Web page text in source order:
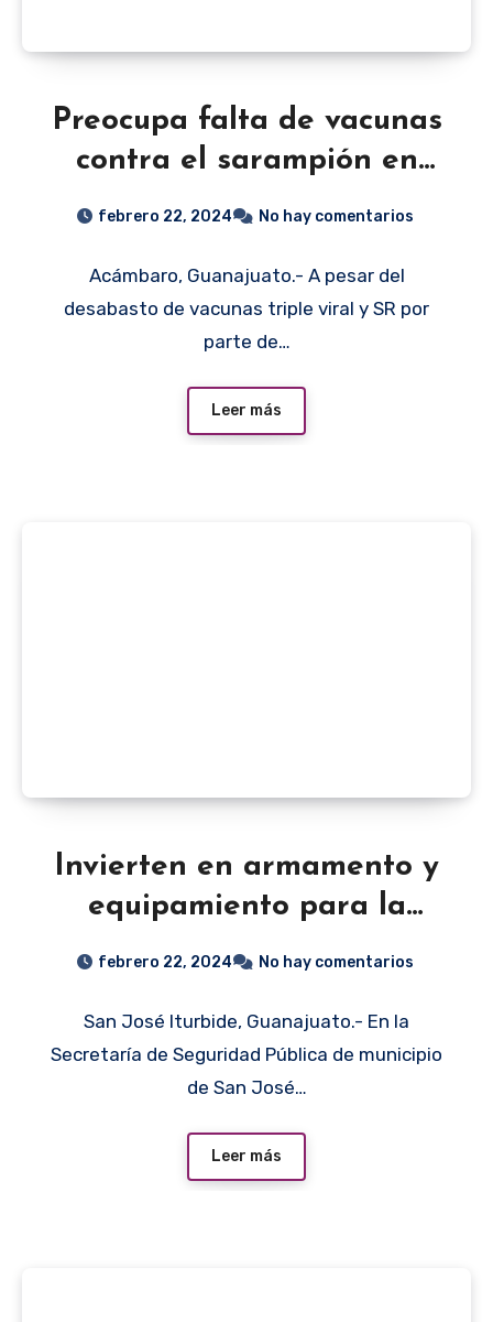
Preocupa falta de vacunas
contra el sarampión en
Acámbaro
febrero 22, 2024 No hay comentarios
Acámbaro, Guanajuato.- A pesar del
desabasto de vacunas triple viral y SR por
parte de…
Leer más
Invierten en armamento y
equipamiento para la
policía de San José
febrero 22, 2024 No hay comentarios
San José Iturbide, Guanajuato.- En la
Secretaría de Seguridad Pública de municipio
de San José…
Leer más